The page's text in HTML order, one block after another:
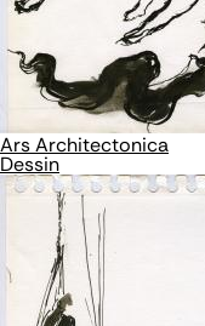
Ars Architectonica
Dessin